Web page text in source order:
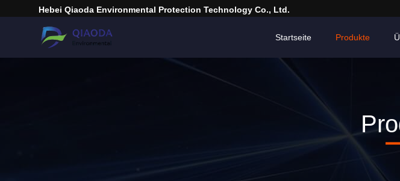
Hebei Qiaoda Environmental Protection Technology Co., Ltd.
Startseite Produkte